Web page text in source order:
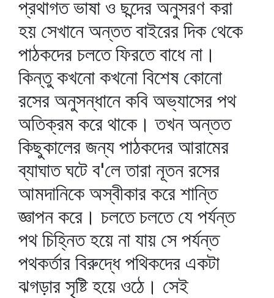
প্রথাগত ভাষা ও ছন্দের অনুসরণ করা
হয় সেখানে অন্তত বাইরের দিক থেকে
পাঠকদের চলতে ফিরতে বাধে না।
কিন্তু কখনো কখনো বিশেষ কোনো
রসের অনুসন্ধানে কবি অভ্যাসের পথ
অতিক্রম করে থাকে। তখন অন্তত
কিছুকালের জন্য পাঠকদের আরামের
ব্যাঘাত ঘটে ব'লে তারা নূতন রসের
আমদানিকে অস্বীকার করে শান্তি
জ্ঞাপন করে। চলতে চলতে যে পর্যন্ত
পথ চিহ্নিত হয়ে না যায় সে পর্যন্ত
পথকর্তার বিরুদ্ধে পথিকদের একটা
ঝগড়ার সৃষ্টি হয়ে ওঠে। সেই